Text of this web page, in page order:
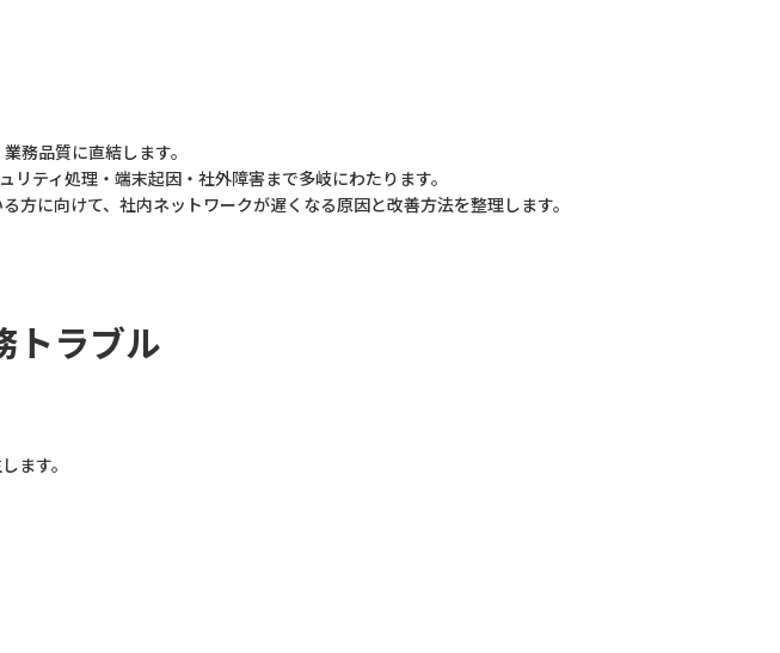
務品質に直結します。
ティ処理・端末起因・社外障害まで多岐にわたります。
に向けて、社内ネットワークが遅くなる原因と改善方法を整理します。
トラブル
ます。